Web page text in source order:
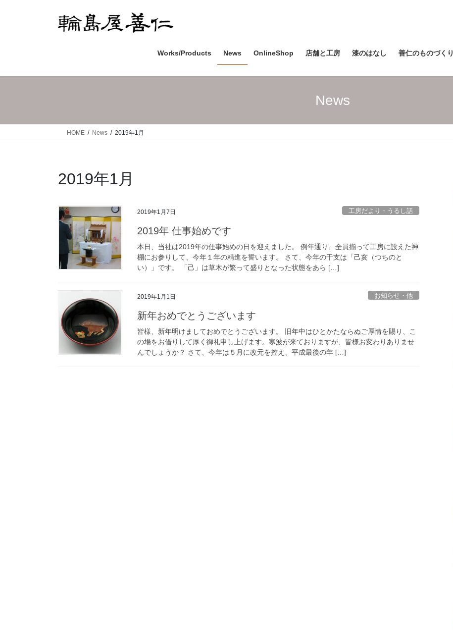
ス
ン
Works/Products News OnlineShop 店舗と工房 漆のはなし 善仁のものづくり
News
HOME News 2019年1月
2019年1月
2019年1月7日 工房だより・うるし話
2019年 仕事始めです
本日、当社は2019年の仕事始めの日を迎えました。 例年通り、全員揃って工房に設えた神
棚にお参りして、今年１年の精進を誓います。 さて、今年の干支は「己亥（つちのと
い）」です。 「己」は草木が繁って盛りとなった状態をあら […]
2019年1月1日 お知らせ・他
新年おめでとうございます
皆様、新年明けましておめでとうございます。 旧年中はひとかたならぬご厚情を賜り、こ
の場をお借りして厚く御礼申し上げます。寒波が来ておりますが、皆様お変わりありませ
んでしょうか？ さて、今年は５月に改元を控え、平成最後の年 […]